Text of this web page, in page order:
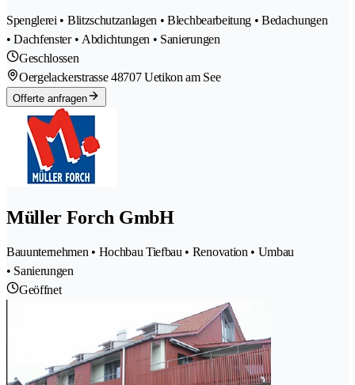
Spenglerei • Blitzschutzanlagen • Blechbearbeitung • Bedachungen
• Dachfenster • Abdichtungen • Sanierungen
Geschlossen
Oergelackerstrasse 48707 Uetikon am See
Offerte anfragen
Müller Forch GmbH
Bauunternehmen • Hochbau Tiefbau • Renovation • Umbau
• Sanierungen
Geöffnet